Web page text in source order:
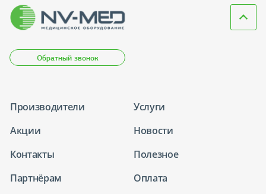
Обратный звонок
Производители
Услуги
Акции
Новости
Контакты
Полезное
Партнёрам
Оплата